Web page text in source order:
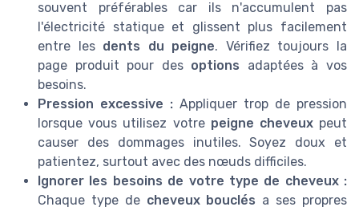
souvent préférables car ils n'accumulent pas
l'électricité statique et glissent plus facilement
entre les dents du peigne. Vérifiez toujours la
page produit pour des options adaptées à vos
besoins.
Pression excessive : Appliquer trop de pression
lorsque vous utilisez votre peigne cheveuxpeut
causer des dommages inutiles. Soyez doux et
patientez, surtout avec des nœuds difficiles.
Ignorer les besoins de votre type de cheveux :
Chaque type de cheveux bouclés a ses propres